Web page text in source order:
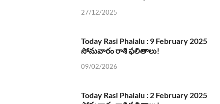
27/12/2025
Today Rasi Phalalu : 9 February 2025
సోమవారం రాశి ఫలితాలు!
09/02/2026
Today Rasi Phalalu : 2 February 2025